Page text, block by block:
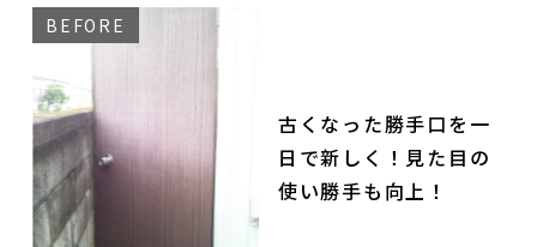
古くなった勝手口を一
日で新しく！見た目の
使い勝手も向上！